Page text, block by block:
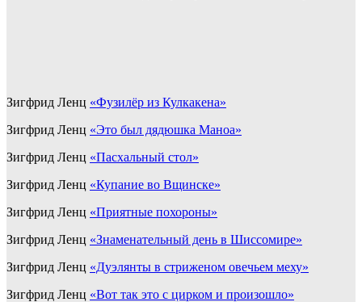
Зигфрид Ленц «Фузилёр из Кулкакена»
Зигфрид Ленц «Это был дядюшка Маноа»
Зигфрид Ленц «Пасхальный стол»
Зигфрид Ленц «Купание во Вщинске»
Зигфрид Ленц «Приятные похороны»
Зигфрид Ленц «Знаменательный день в Шиссомире»
Зигфрид Ленц «Дуэлянты в стриженом овечьем меху»
Зигфрид Ленц «Вот так это с цирком и произошло»